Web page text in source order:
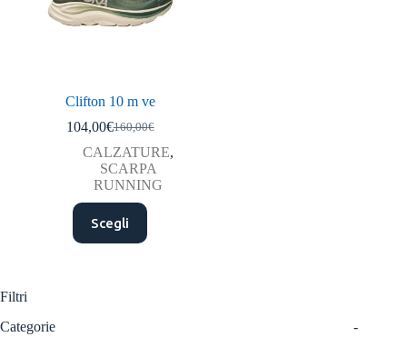
Clifton 10 m ve
160,00€
Il
prezzo
originale
era:
160,00€.
104,00€Il
prezzo
attuale
è:
104,00€.
CALZATURE,
SCARPA
RUNNING
Scegli
Questo
prodotto
ha
Filtri
Categorie
-